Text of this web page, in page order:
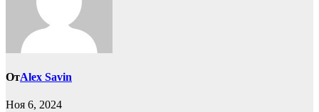
ОтAlex Savin
Ноя 6, 2024